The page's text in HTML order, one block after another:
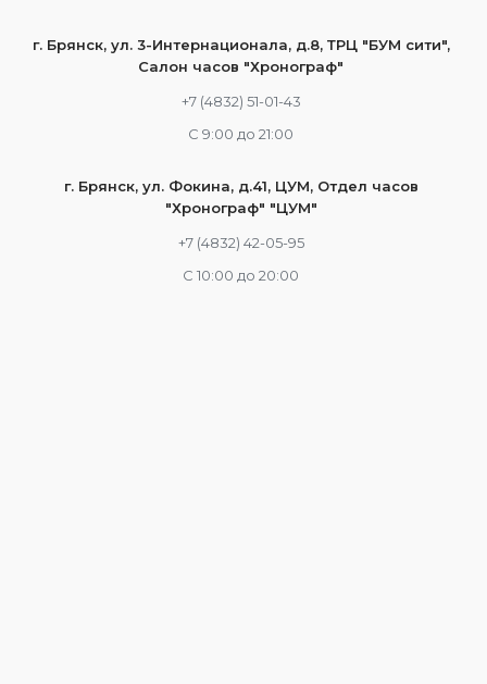
г. Брянск, ул. 3-Интернационала, д.8, ТРЦ "БУМ сити",
Салон часов "Хронограф"
+7 (4832) 51-01-43
С 9:00 до 21:00
г. Брянск, ул. Фокина, д.41, ЦУМ, Отдел часов
"Хронограф" "ЦУМ"
+7 (4832) 42-05-95
С 10:00 до 20:00